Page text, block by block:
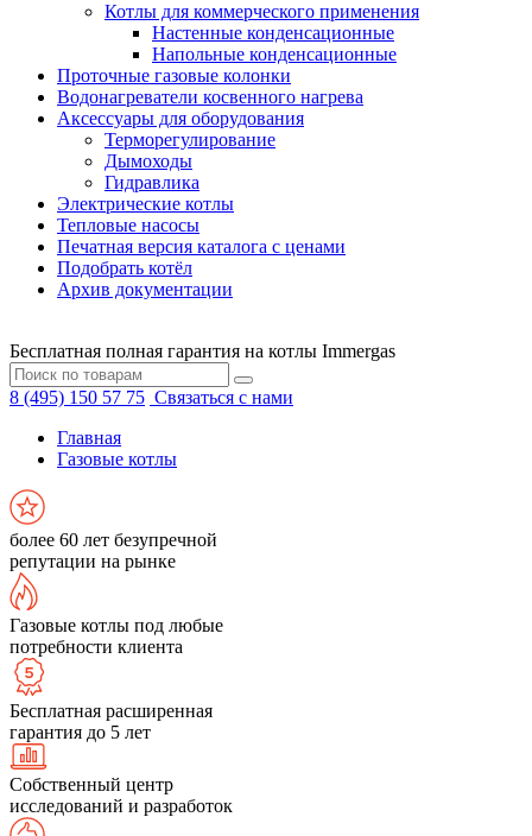
Котлы для коммерческого применения
Настенные конденсационные
Напольные конденсационные
Проточные газовые колонки
Водонагреватели косвенного нагрева
Аксессуары для оборудования
Терморегулирование
Дымоходы
Гидравлика
Электрические котлы
Тепловые насосы
Печатная версия каталога с ценами
Подобрать котёл
Архив документации
Бесплатная полная гарантия на котлы Immergas
8 (495) 150 57 75 Связаться с нами
Главная
Газовые котлы
более 60 лет безупречной
репутации на рынке
Газовые котлы под любые
потребности клиента
Бесплатная расширенная
гарантия до 5 лет
Собственный центр
исследований и разработок